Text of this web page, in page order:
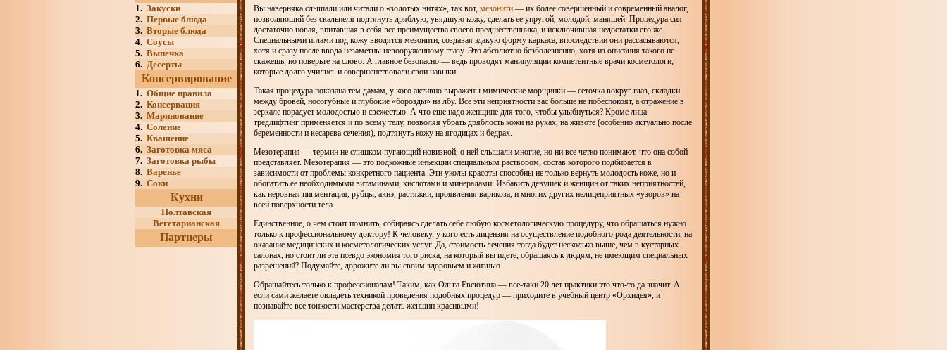
1. Закуски
2. Первые блюда
3. Вторые блюда
4. Соусы
5. Выпечка
6. Десерты
Консервирование
1. Общие правила
2. Консервация
3. Маринование
4. Соление
5. Квашение
6. Заготовка мяса
7. Заготовка рыбы
8. Варенье
9. Соки
Кухни
Полтавская
Вегетарианская
Партнеры
Вы наверняка слышали или читали о «золотых нитях», так вот, мезонити — их более совершенный и современный аналог,
позволяющий без скальпеля подтянуть дряблую, увядшую кожу, сделать ее упругой, молодой, манящей. Процедура сия
достаточно новая, впитавшая в себя все преимущества своего предшественника, и исключившая недостатки его же.
Специальными иглами под кожу вводятся мезонити, создавая эдакую форму каркаса, впоследствии они рассасываются,
хотя и сразу после ввода незаметны невооруженному глазу. Это абсолютно безболезненно, хотя из описания такого не
скажешь, но поверьте на слово. А главное безопасно — ведь проводят манипуляции компетентные врачи косметологи,
которые долго учились и совершенствовали свои навыки.
Такая процедура показана тем дамам, у кого активно выражены мимические морщинки — сеточка вокруг глаз, складки
между бровей, носогубные и глубокие «борозды» на лбу. Все эти неприятности вас больше не побеспокоят, а отражение в
зеркале порадует молодостью и свежестью. А что еще надо женщине для того, чтобы улыбнуться? Кроме лица
тредлифтинг применяется и по всему телу, позволяя убрать дряблость кожи на руках, на животе (особенно актуально после
беременности и кесарева сечения), подтянуть кожу на ягодицах и бедрах.
Мезотерапия — термин не слишком пугающий новизной, о ней слышали многие, но ни все четко понимают, что она собой
представляет. Мезотерапия — это подкожные инъекции специальным раствором, состав которого подбирается в
зависимости от проблемы конкретного пациента. Эти уколы красоты способны не только вернуть молодость коже, но и
обогатить ее необходимыми витаминами, кислотами и минералами. Избавить девушек и женщин от таких неприятностей,
как неровная пигментация, рубцы, акнэ, растяжки, проявления варикоза, и многих других нелицеприятных «узоров» на
всей поверхности тела.
Единственное, о чем стоит помнить, собираясь сделать себе любую косметологическую процедуру, что обращаться нужно
только к профессиональному доктору! К человеку, у кого есть лицензия на осуществление подобного рода деятельности, на
оказание медицинских и косметологических услуг. Да, стоимость лечения тогда будет несколько выше, чем в кустарных
салонах, но стоит ли эта псевдо экономия того риска, на который вы идете, обращаясь к людям, не имеющим специальных
разрешений? Подумайте, дорожите ли вы своим здоровьем и жизнью.
Обращайтесь только к профессионалам! Таким, как Ольга Евсютина — все-таки 20 лет практики это что-то да значит. А
если сами желаете овладеть техникой проведения подобных процедур — приходите в учебный центр «Орхидея», и
познавайте все тонкости мастерства делать женщин красивыми!